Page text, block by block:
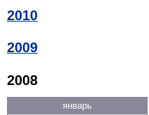
2010
2009
2008
январь